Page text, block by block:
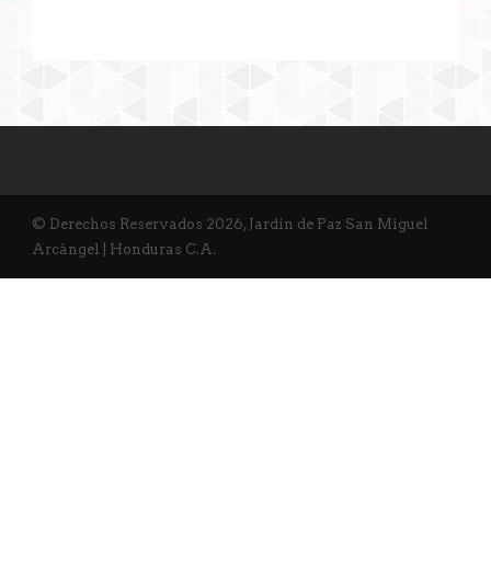
© Derechos Reservados 2026, Jardín de Paz San Miguel
Arcángel | Honduras C.A.